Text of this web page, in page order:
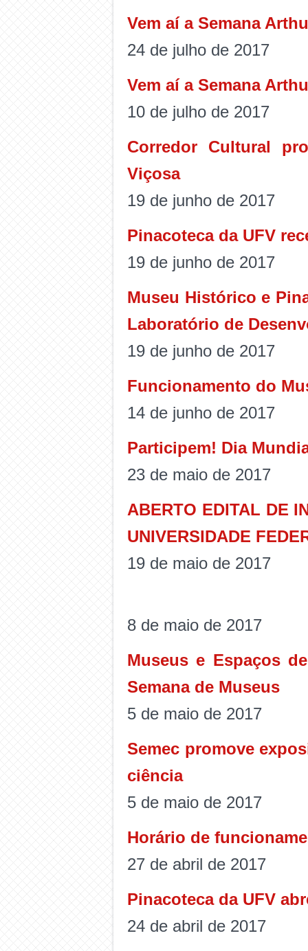
Vem aí a Semana
24 de julho de 2017
Vem aí a Semana
10 de julho de 2017
Corredor Cultural
Viçosa
19 de junho de 2017
Pinacoteca da UFV
19 de junho de 2017
Museu Histórico e
Laboratório de
19 de junho de 2017
Funcionamento do
14 de junho de 2017
Participem! Dia
23 de maio de 2017
ABERTO EDITAL DE
UNIVERSIDADE
19 de maio de 2017
8 de maio de 2017
Museus e Espaços
Semana de Museus
5 de maio de 2017
Semec promove
ciência
5 de maio de 2017
Horário de
27 de abril de 2017
Pinacoteca da UFV
24 de abril de 2017